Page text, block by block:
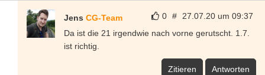
0 # 27.07.20 um 09:37
Jens CG-Team
Da ist die 21 irgendwie nach vorne gerutscht. 1.7.
ist richtig.
Zitieren Antworten